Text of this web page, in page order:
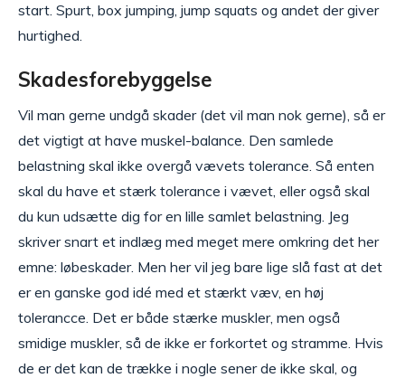
start. Spurt, box jumping, jump squats og andet der giver
hurtighed.
Skadesforebyggelse
Vil man gerne undgå skader (det vil man nok gerne), så er
det vigtigt at have muskel-balance. Den samlede
belastning skal ikke overgå vævets tolerance. Så enten
skal du have et stærk tolerance i vævet, eller også skal
du kun udsætte dig for en lille samlet belastning. Jeg
skriver snart et indlæg med meget mere omkring det her
emne: løbeskader. Men her vil jeg bare lige slå fast at det
er en ganske god idé med et stærkt væv, en høj
tolerancce. Det er både stærke muskler, men også
smidige muskler, så de ikke er forkortet og stramme. Hvis
de er det kan de trække i nogle sener de ikke skal, og